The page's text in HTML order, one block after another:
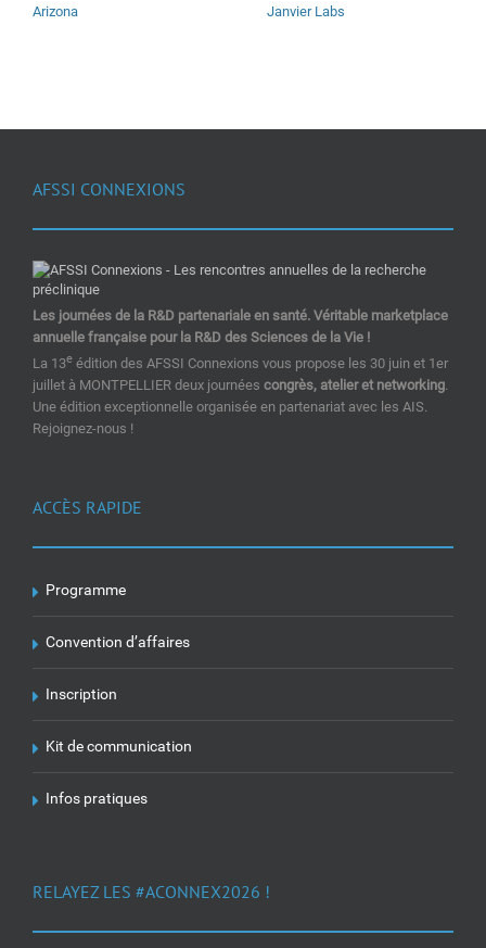
Arizona Janvier Labs
AFSSI CONNEXIONS
Les journées de la R&D partenariale en santé. Véritable marketplace
annuelle française pour la R&D des Sciences de la Vie !
La 13e édition des AFSSI Connexions vous propose les 30 juin et 1er
juillet à MONTPELLIER deux journées congrès, atelier et networking.
Une édition exceptionnelle organisée en partenariat avec les AIS.
Rejoignez-nous !
ACCÈS RAPIDE
Programme
Convention d’affaires
Inscription
Kit de communication
Infos pratiques
RELAYEZ LES #ACONNEX2026 !